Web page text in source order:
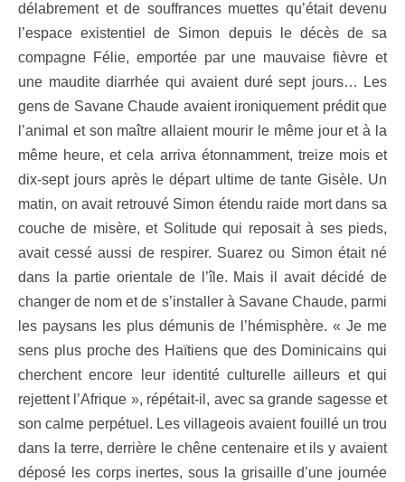
délabrement et de souffrances muettes qu’était devenu
l’espace existentiel de Simon depuis le décès de sa
compagne Félie, emportée par une mauvaise fièvre et
une maudite diarrhée qui avaient duré sept jours… Les
gens de Savane Chaude avaient ironiquement prédit que
l’animal et son maître allaient mourir le même jour et à la
même heure, et cela arriva étonnamment, treize mois et
dix-sept jours après le départ ultime de tante Gisèle. Un
matin, on avait retrouvé Simon étendu raide mort dans sa
couche de misère, et Solitude qui reposait à ses pieds,
avait cessé aussi de respirer. Suarez ou Simon était né
dans la partie orientale de l’île. Mais il avait décidé de
changer de nom et de s’installer à Savane Chaude, parmi
les paysans les plus démunis de l’hémisphère. « Je me
sens plus proche des Haïtiens que des Dominicains qui
cherchent encore leur identité culturelle ailleurs et qui
rejettent l’Afrique », répétait-il, avec sa grande sagesse et
son calme perpétuel. Les villageois avaient fouillé un trou
dans la terre, derrière le chêne centenaire et ils y avaient
déposé les corps inertes, sous la grisaille d’une journée